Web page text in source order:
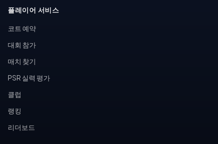
플레이어 서비스
코트 예약
대회 참가
매치 찾기
PSR 실력 평가
클럽
랭킹
리더보드